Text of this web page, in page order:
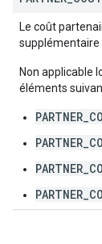
Le coût
supplémentaire
Non applicable
éléments